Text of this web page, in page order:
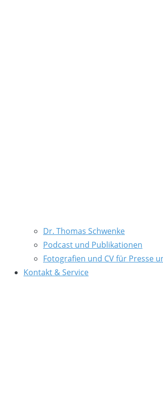
Dr. Thomas Schwenke
Podcast und Publikationen
Fotografien und CV für Presse
Kontakt & Service